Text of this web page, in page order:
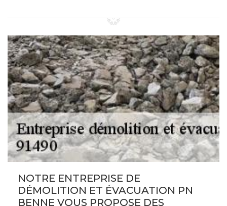
NOTRE ENTREPRISE DE
DÉMOLITION ET ÉVACUATION PN
BENNE VOUS PROPOSE DES